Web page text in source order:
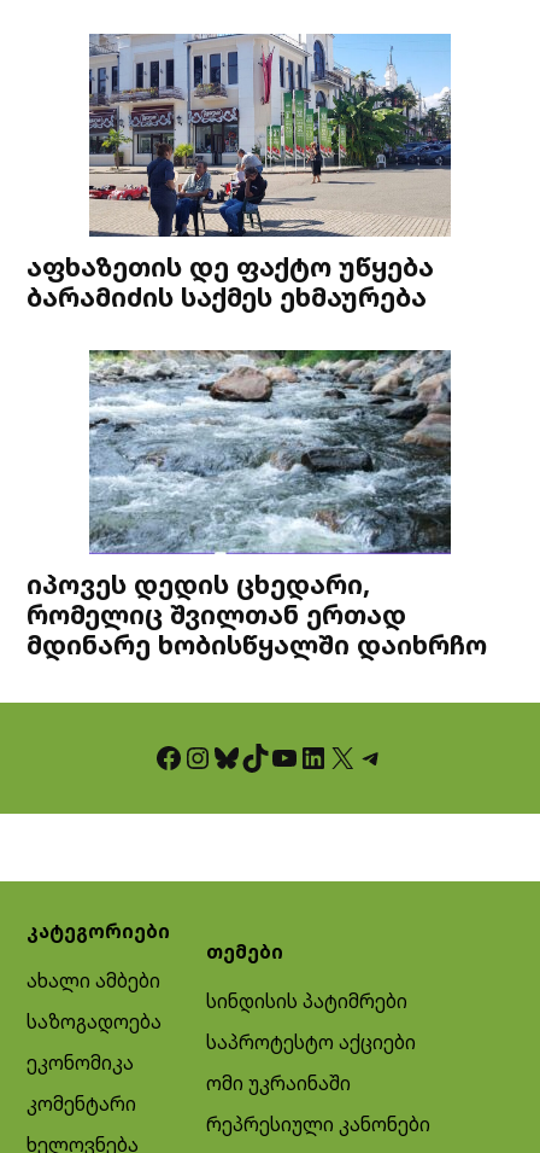
აფხაზეთის დე ფაქტო უწყება
ბარამიძის საქმეს ეხმაურება
იპოვეს დედის ცხედარი,
რომელიც შვილთან ერთად
მდინარე ხობისწყალში დაიხრჩო
Facebook InstagramBluesky TikTok YouTube LinkedIn X Telegram
კატეგორიები
ახალი ამბები
საზოგადოება
ეკონომიკა
კომენტარი
ხელოვნება
თემები
სინდისის პატიმრები
საპროტესტო აქციები
ომი უკრაინაში
რეპრესიული კანონები